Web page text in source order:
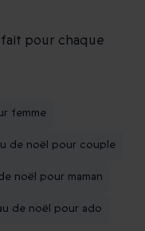
pour chaque
femme
de noël pour couple
noël pour maman
de noël pour ado